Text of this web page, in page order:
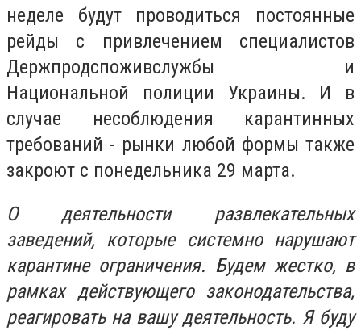
неделе будут проводиться постоянные
рейды с привлечением специалистов
Держпродспоживслужбы и
Национальной полиции Украины. И в
случае несоблюдения карантинных
требований - рынки любой формы также
закроют с понедельника 29 марта.
О деятельности развлекательных
заведений, которые системно нарушают
карантине ограничения. Будем жестко, в
рамках действующего законодательства,
реагировать на вашу деятельность. Я буду